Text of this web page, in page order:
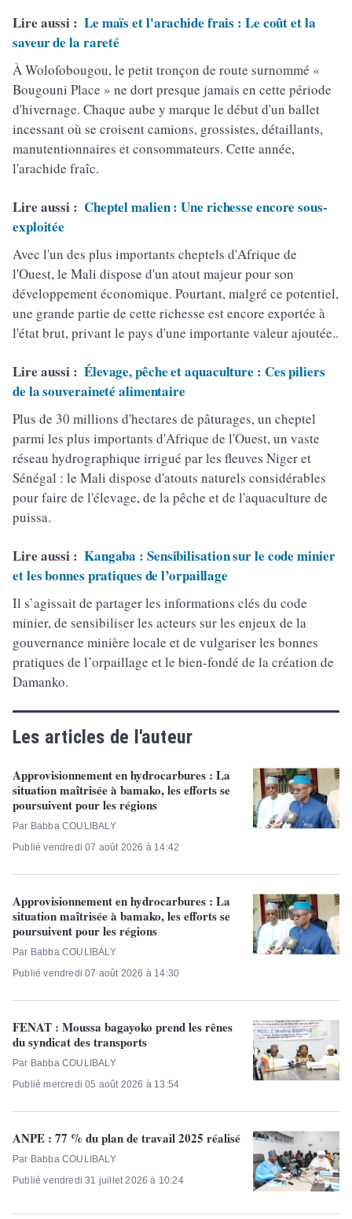
Lire aussi : Le maïs et l'arachide frais : Le coût et la
saveur de la rareté
À Wolofobougou, le petit tronçon de route surnommé «
Bougouni Place » ne dort presque jamais en cette période
d'hivernage. Chaque aube y marque le début d'un ballet
incessant où se croisent camions, grossistes, détaillants,
manutentionnaires et consommateurs. Cette année,
l'arachide fraîc.
Lire aussi : Cheptel malien : Une richesse encore sous-
exploitée
Avec l'un des plus importants cheptels d'Afrique de
l'Ouest, le Mali dispose d'un atout majeur pour son
développement économique. Pourtant, malgré ce potentiel,
une grande partie de cette richesse est encore exportée à
l'état brut, privant le pays d'une importante valeur ajoutée..
Lire aussi : Élevage, pêche et aquaculture : Ces piliers
de la souveraineté alimentaire
Plus de 30 millions d'hectares de pâturages, un cheptel
parmi les plus importants d'Afrique de l'Ouest, un vaste
réseau hydrographique irrigué par les fleuves Niger et
Sénégal : le Mali dispose d'atouts naturels considérables
pour faire de l'élevage, de la pêche et de l'aquaculture de
puissa.
Lire aussi : Kangaba : Sensibilisation sur le code minier
et les bonnes pratiques de l’orpaillage
Il s’agissait de partager les informations clés du code
minier, de sensibiliser les acteurs sur les enjeux de la
gouvernance minière locale et de vulgariser les bonnes
pratiques de l’orpaillage et le bien-fondé de la création de
Damanko.
Les articles de l'auteur
Approvisionnement en hydrocarbures : La
situation maîtrisée à bamako, les efforts se
poursuivent pour les régions
Par Babba COULIBALY
Publié vendredi 07 août 2026 à 14:42
Approvisionnement en hydrocarbures : La
situation maîtrisée à bamako, les efforts se
poursuivent pour les régions
Par Babba COULIBALY
Publié vendredi 07 août 2026 à 14:30
FENAT : Moussa bagayoko prend les rênes
du syndicat des transports
Par Babba COULIBALY
Publié mercredi 05 août 2026 à 13:54
ANPE : 77 % du plan de travail 2025 réalisé
Par Babba COULIBALY
Publié vendredi 31 juillet 2026 à 10:24